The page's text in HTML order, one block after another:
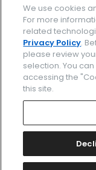
プライ
Amazon Payは
We use cookies
For more
related
Privacy Policy.
please review
selection. You
accessing the
this site.